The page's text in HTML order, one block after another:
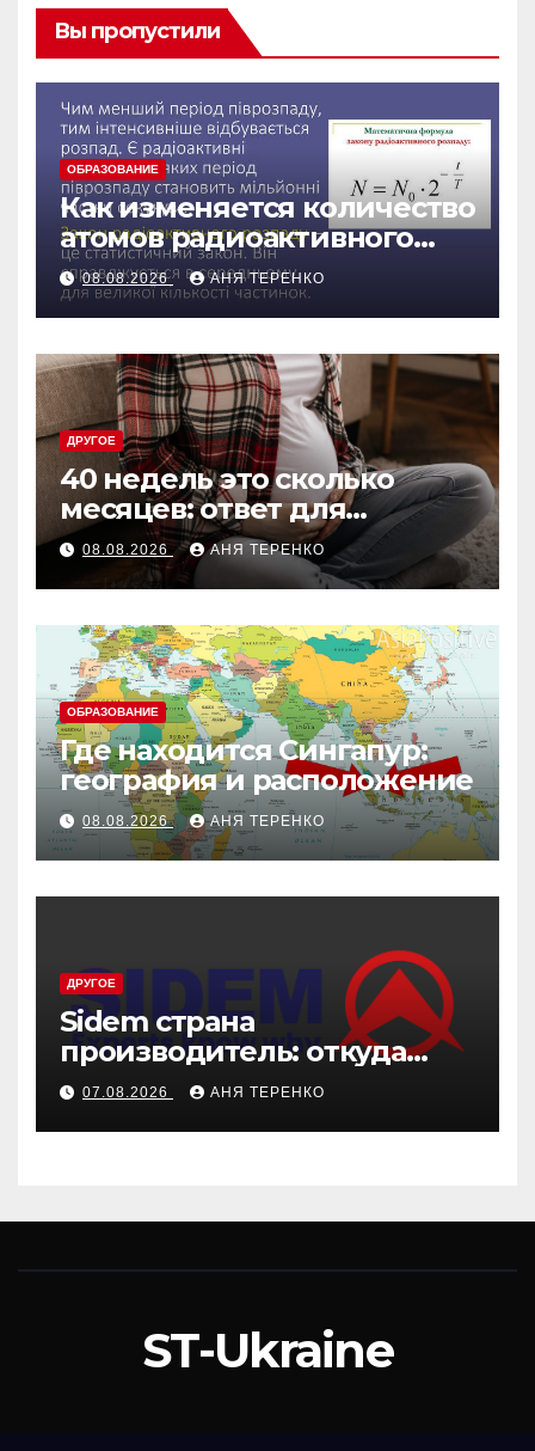
Вы пропустили
ОБРАЗОВАНИЕ
Как изменяется количество
атомов радиоактивного
препарата со временем
08.08.2026 АНЯ ТЕРЕНКО
ДРУГОЕ
40 недель это сколько
месяцев: ответ для
беременных и не только
08.08.2026 АНЯ ТЕРЕНКО
ОБРАЗОВАНИЕ
Где находится Сингапур:
география и расположение
08.08.2026 АНЯ ТЕРЕНКО
ДРУГОЕ
Sidem страна
производитель: откуда
родом эти детали
07.08.2026 АНЯ ТЕРЕНКО
ST-Ukraine